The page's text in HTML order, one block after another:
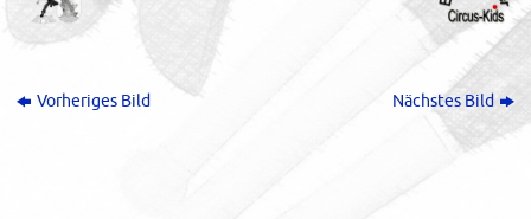
Vorheriges Bild Nächstes Bild